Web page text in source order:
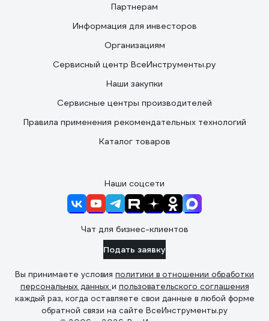
Партнерам
Информация для инвесторов
Организациям
Сервисный центр ВсеИнструменты.ру
Наши закупки
Сервисные центры производителей
Правила применения рекомендательных технологий
Каталог товаров
Наши соцсети
Чат для бизнес-клиентов
Подать заявку
Вы принимаете условия политики в отношении обработки
персональных данных и пользовательского соглашения
каждый раз, когда оставляете свои данные в любой форме
обратной связи на сайте ВсеИнструменты.ру